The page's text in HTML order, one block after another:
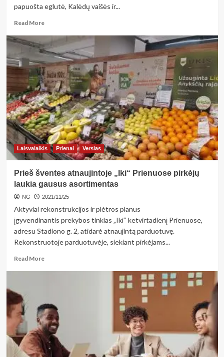
papuošta eglutė, Kalėdų vaišės ir...
Read MoreRead
about
Tyrimas
atskleidė,
kaip
Lietuvos
gyventojai
šiemet
ruošiasi
Kalėdoms
Laisvalaikis Prienai Verslas
Prieš šventes atnaujintoje „Iki“ Prienuose pirkėjų
laukia gausus asortimentas
NG 2021/11/25
Aktyviai rekonstrukcijos ir plėtros planus
įgyvendinantis prekybos tinklas „Iki“ ketvirtadienį Prienuose,
adresu Stadiono g. 2, atidarė atnaujintą parduotuvę.
Rekonstruotoje parduotuvėje, siekiant pirkėjams...
Read MoreRead
atnaujintoje
„Iki“
Prienuose
pirkėjų
laukia
gausus